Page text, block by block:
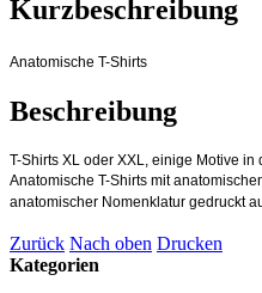
Kurzbeschreibung
Anatomische T-Shirts
Beschreibung
T-Shirts XL oder XXL, einige Motive
Anatomische T-Shirts mit
anatomischer Nomenklatur gedruckt
Zurück Nach oben Drucken
Kategorien